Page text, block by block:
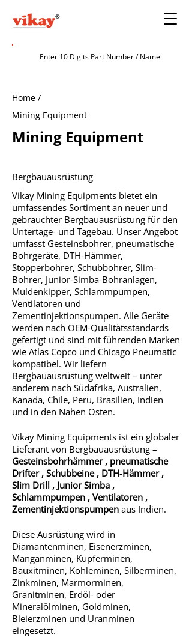
Home /
Mining Equipment
Mining Equipment
Bergbauausrüstung
Vikay Mining Equipments bietet ein
umfassendes Sortiment an neuer und
gebrauchter Bergbauausrüstung für den
Untertage- und Tagebau. Unser Angebot
umfasst Gesteinsbohrer, pneumatische
Bohrgeräte, DTH-Hämmer,
Stopperbohrer, Schubbohrer, Slim-
Bohrer, Junior-Simba-Bohranlagen,
Muldenkipper, Schlammpumpen,
Ventilatoren und
Zementinjektionspumpen. Alle Geräte
werden nach OEM-Qualitätsstandards
gefertigt und sind mit führenden Marken
wie Atlas Copco und Chicago Pneumatic
kompatibel. Wir liefern
Bergbauausrüstung weltweit – unter
anderem nach Südafrika, Australien,
Kanada, Chile, Peru, Brasilien, Indien
und in den Nahen Osten.
Vikay Mining Equipments ist ein globaler
Lieferant von Bergbauausrüstung –
Gesteinsbohrhämmer , pneumatische
Drifter , Schubbeine , DTH-Hämmer ,
Slim Drill , Junior Simba ,
Schlammpumpen , Ventilatoren ,
Zementinjektionspumpen aus Indien.
Diese Ausrüstung wird in
Diamantenminen, Eisenerzminen,
Manganminen, Kupferminen,
Bauxitminen, Kohleminen, Silberminen,
Zinkminen, Marmorminen,
Granitminen, Erdöl- oder
Mineralölminen, Goldminen,
Bleierzminen und Uranminen
eingesetzt.